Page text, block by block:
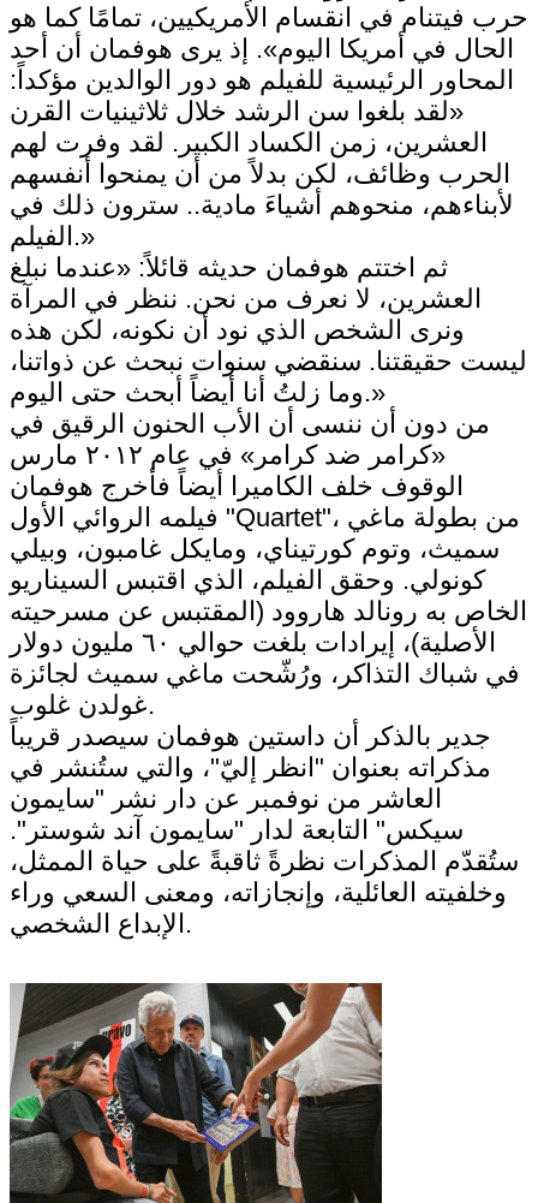
حرب فيتنام في انقسام الأمريكيين، تمامًا كما هو
الحال في أمريكا اليوم». إذ يرى هوفمان أن أحد
المحاور الرئيسية للفيلم هو دور الوالدين مؤكداً:
«لقد بلغوا سن الرشد خلال ثلاثينيات القرن
العشرين، زمن الكساد الكبير. لقد وفرت لهم
الحرب وظائف، لكن بدلاً من أن يمنحوا أنفسهم
لأبناءهم، منحوهم أشياءَ مادية.. سترون ذلك في
الفيلم.»
ثم اختتم هوفمان حديثه قائلاً: «عندما نبلغ
العشرين، لا نعرف من نحن. ننظر في المرآة
ونرى الشخص الذي نود أن نكونه، لكن هذه
ليست حقيقتنا. سنقضي سنوات نبحث عن ذواتنا،
وما زلتُ أنا أيضاً أبحث حتى اليوم.»
من دون أن ننسى أن الأب الحنون الرقيق في
«كرامر ضد كرامر» في عام ٢٠١٢ مارس
الوقوف خلف الكاميرا أيضاً فأخرج هوفمان
فيلمه الروائي الأول "Quartet"، من بطولة ماغي
سميث، وتوم كورتيناي، ومايكل غامبون، وبيلي
كونولي. وحقق الفيلم، الذي اقتبس السيناريو
الخاص به رونالد هاروود (المقتبس عن مسرحيته
الأصلية)، إيرادات بلغت حوالي ٦٠ مليون دولار
في شباك التذاكر، ورُشّحت ماغي سميث لجائزة
غولدن غلوب.
جدير بالذكر أن داستين هوفمان سيصدر قريباً
مذكراته بعنوان "انظر إليّ"، والتي ستُنشر في
العاشر من نوفمبر عن دار نشر "سايمون
سيكس" التابعة لدار "سايمون آند شوستر".
ستُقدّم المذكرات نظرةً ثاقبةً على حياة الممثل،
وخلفيته العائلية، وإنجازاته، ومعنى السعي وراء
الإبداع الشخصي.